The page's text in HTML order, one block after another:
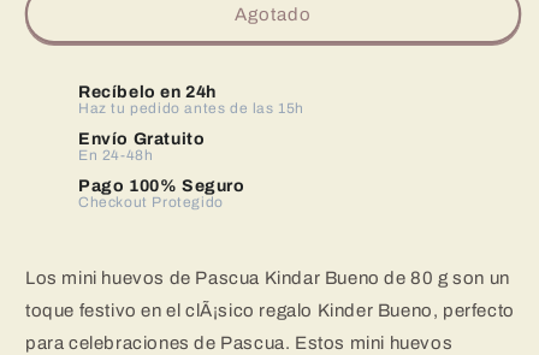
Bueno
Mini
huevos
Pascua,
2)
Bueno
Mini
huevos
de
80
g
2)
Agotado
Recíbelo en 24h
Haz tu pedido antes de las 15h
Envío Gratuito
En 24-48h
Pago 100% Seguro
Checkout Protegido
Los mini huevos de Pascua Kindar Bueno de 80 g son un
toque festivo en el clÃ¡sico regalo Kinder Bueno, perfecto
para celebraciones de Pascua. Estos mini huevos